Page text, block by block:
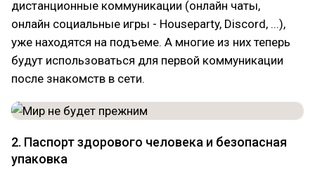
дистанционные коммуникации (онлайн чаты,
онлайн социальные игры - Houseparty, Discord, ...),
уже находятся на подъеме. А многие из них теперь
будут использоваться для первой коммуникации
после знакомств в сети.
2. Паспорт здорового человека и безопасная
упаковка